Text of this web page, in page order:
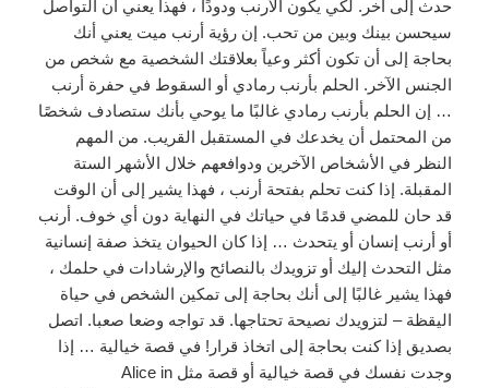
حدث إلى آخر. لكي يكون الأرنب ودودًا ، فهذا يعني أن التواصل
سيحسن بينك وبين من تحب. إن رؤية أرنب ميت يعني أنك
بحاجة إلى أن تكون أكثر وعياً بعلاقتك الشخصية مع شخص من
الجنس الآخر. الحلم بأرنب رمادي أو السقوط في حفرة أرنب
… إن الحلم بأرنب رمادي غالبًا ما يوحي بأنك ستصادف شخصًا
من المحتمل أن يخدعك في المستقبل القريب. من المهم
النظر في الأشخاص الآخرين ودوافعهم خلال الأشهر الستة
المقبلة. إذا كنت تحلم بفتحة أرنب ، فهذا يشير إلى أن الوقت
قد حان للمضي قدمًا في حياتك في النهاية دون أي خوف. أرنب
أو أرنب إنسان أو يتحدث … إذا كان الحيوان يتخذ صفة إنسانية
مثل التحدث إليك أو تزويدك بالنصائح والإرشادات في حلمك ،
فهذا يشير غالبًا إلى أنك بحاجة إلى تمكين الشخص في حياة
اليقظة – لتزويدك نصيحة تحتاجها. قد تواجه وضعا صعبا. اتصل
بصديق إذا كنت بحاجة إلى اتخاذ قرار! في قصة خيالية … إذا
وجدت نفسك في قصة خيالية أو قصة مثل Alice in